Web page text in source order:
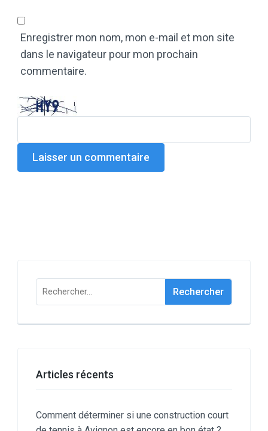
Enregistrer mon nom, mon e-mail et mon site
dans le navigateur pour mon prochain
commentaire.
Rechercher :
Articles récents
Comment déterminer si une construction court